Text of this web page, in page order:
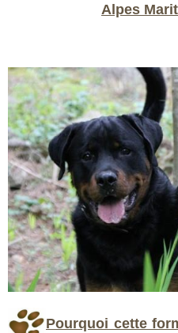
Alpes
Pourquoi cette